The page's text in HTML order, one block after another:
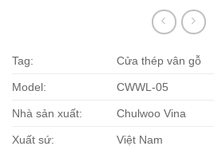
Tag: Cửa thép vân gỗ
Model: CWWL-05
Nhà sản xuất: Chulwoo Vina
Xuất sứ: Việt Nam